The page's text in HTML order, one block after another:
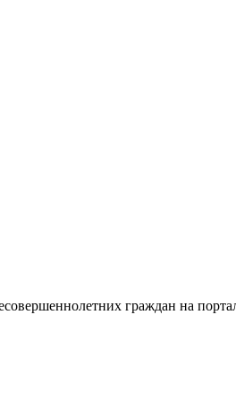
граждан на